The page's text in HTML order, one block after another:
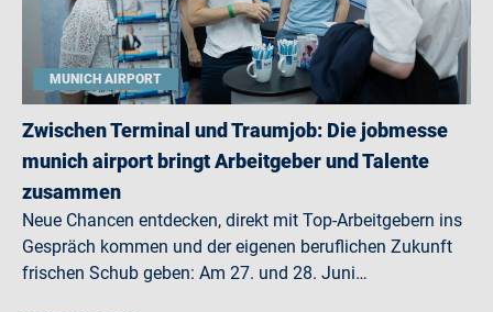
MUNICH AIRPORT
Zwischen Terminal und Traumjob: Die jobmesse
munich airport bringt Arbeitgeber und Talente
zusammen
Neue Chancen entdecken, direkt mit Top-Arbeitgebern ins
Gespräch kommen und der eigenen beruflichen Zukunft
frischen Schub geben: Am 27. und 28. Juni…